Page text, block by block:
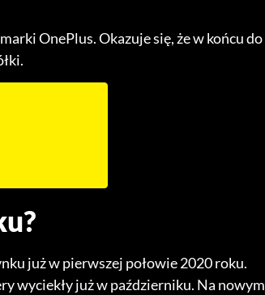
OnePlus. Okazuje się, że w końcu do
już w pierwszej połowie 2020 roku.
wyciekły już w październiku. Na nowym